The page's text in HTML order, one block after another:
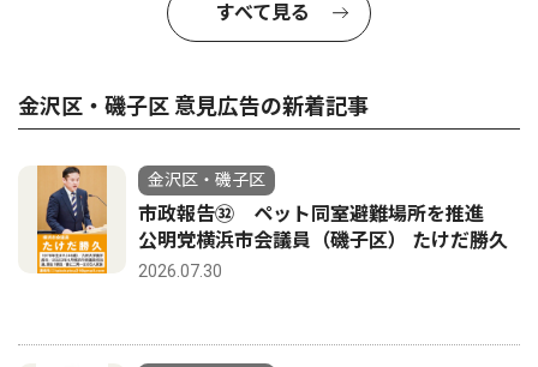
すべて見る
金沢区・磯子区 意見広告の新着記事
金沢区・磯子区
市政報告㉜ ペット同室避難場所を推進
公明党横浜市会議員（磯子区） たけだ勝久
2026.07.30